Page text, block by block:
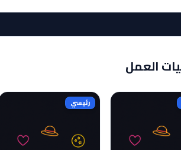
العمل
رئيسي